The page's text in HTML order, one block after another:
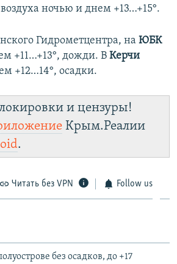
ночью и днем +13…+15°.
Гидрометцентра, на ЮБК
+11…+13°, дожди. В Керчи
+12…14°, осадки.
и цензуры!
Крым.Реалии
.
Читать без VPN Follow us
без осадков, до +17